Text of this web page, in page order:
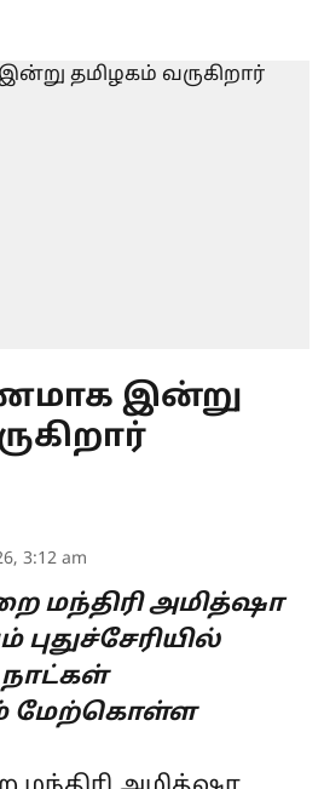
இன்று
3:12 am
மந்திரி அமித்ஷா
நாட்கள்
மேற்கொள்ள